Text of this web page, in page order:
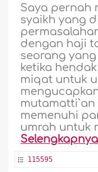
Saya pernah
syaikh yang
dengan haji
seorang
ketika
miqat untuk
mutamatti`an
memenuhi
umrah untuk
Selengkapnya
115595